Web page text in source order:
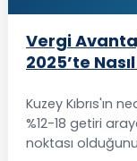
Vergi
2025’te
Kuzey Kıbrıs'ın
%12-18 getiri
noktası